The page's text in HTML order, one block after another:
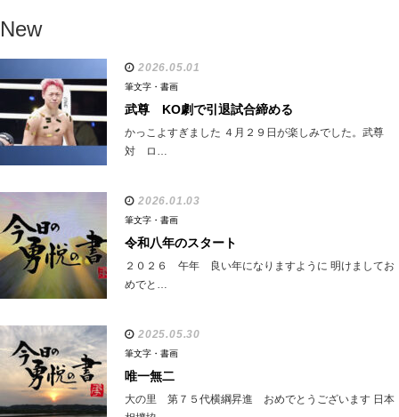
New
2026.05.01
筆文字・書画
武尊 KO劇で引退試合締める
かっこよすぎました ４月２９日が楽しみでした。武尊
対 ロ…
2026.01.03
筆文字・書画
令和八年のスタート
２０２６ 午年 良い年になりますように 明けましてお
めでと…
2025.05.30
筆文字・書画
唯一無二
大の里 第７５代横綱昇進 おめでとうございます 日本